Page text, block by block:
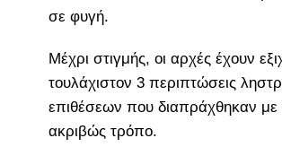
σε φυγή.
Μέχρι στιγμής, οι αρχές έχουν
τουλάχιστον 3 περιπτώσεις
επιθέσεων που διαπράχθηκαν με
ακριβώς τρόπο.